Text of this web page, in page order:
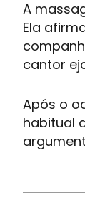
A
Ela
cantor
Após o
habitual